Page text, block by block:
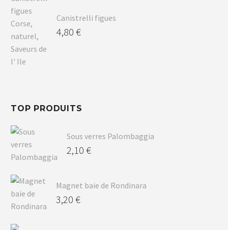
Canistrelli figues
4,80 €
TOP PRODUITS
Sous verres Palombaggia
2,10 €
Magnet baie de Rondinara
3,20 €